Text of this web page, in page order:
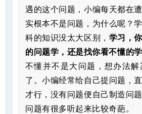
遇的这个问题，小编每天都在
实根本不是问题，为什么呢？
科的知识没太大区别， 学习，
的问题学，还是找你看不懂的
不懂并不是大问题，想办法解
了。小编经常给自己提问题，
才行，没有问题便自己制造问
问题有很多听起来比较奇葩。